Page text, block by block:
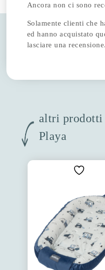
Ancora non ci sono
Solamente clienti che
ed hanno acquistato
lasciare una recensione.
altri
Playa